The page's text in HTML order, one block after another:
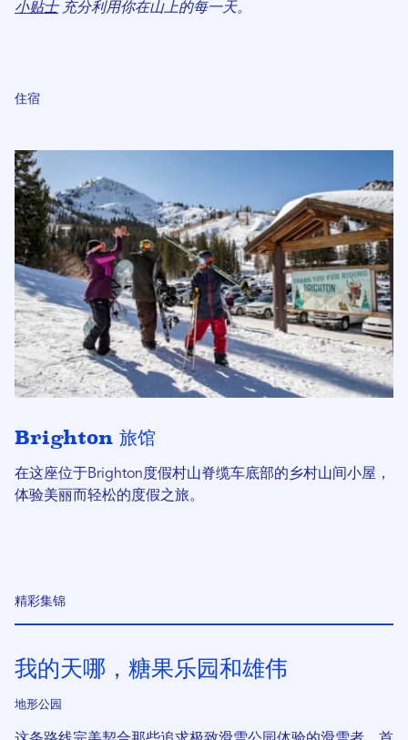
小贴士充分利用你在山上的每一天。
住宿
Brighton 旅馆
在这座位于Brighton度假村山脊缆车底部的乡村山间小屋，
体验美丽而轻松的度假之旅。
精彩集锦
我的天哪，糖果乐园和雄伟
地形公园